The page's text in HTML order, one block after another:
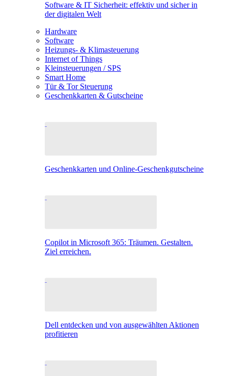
Software & IT Sicherheit: effektiv und sicher in
der digitalen Welt
Hardware
Software
Heizungs- & Klimasteuerung
Internet of Things
Kleinsteuerungen / SPS
Smart Home
Tür & Tor Steuerung
Geschenkkarten & Gutscheine
Geschenkkarten und Online-Geschenkgutscheine
Copilot in Microsoft 365: Träumen. Gestalten.
Ziel erreichen.
Dell entdecken und von ausgewählten Aktionen
profitieren